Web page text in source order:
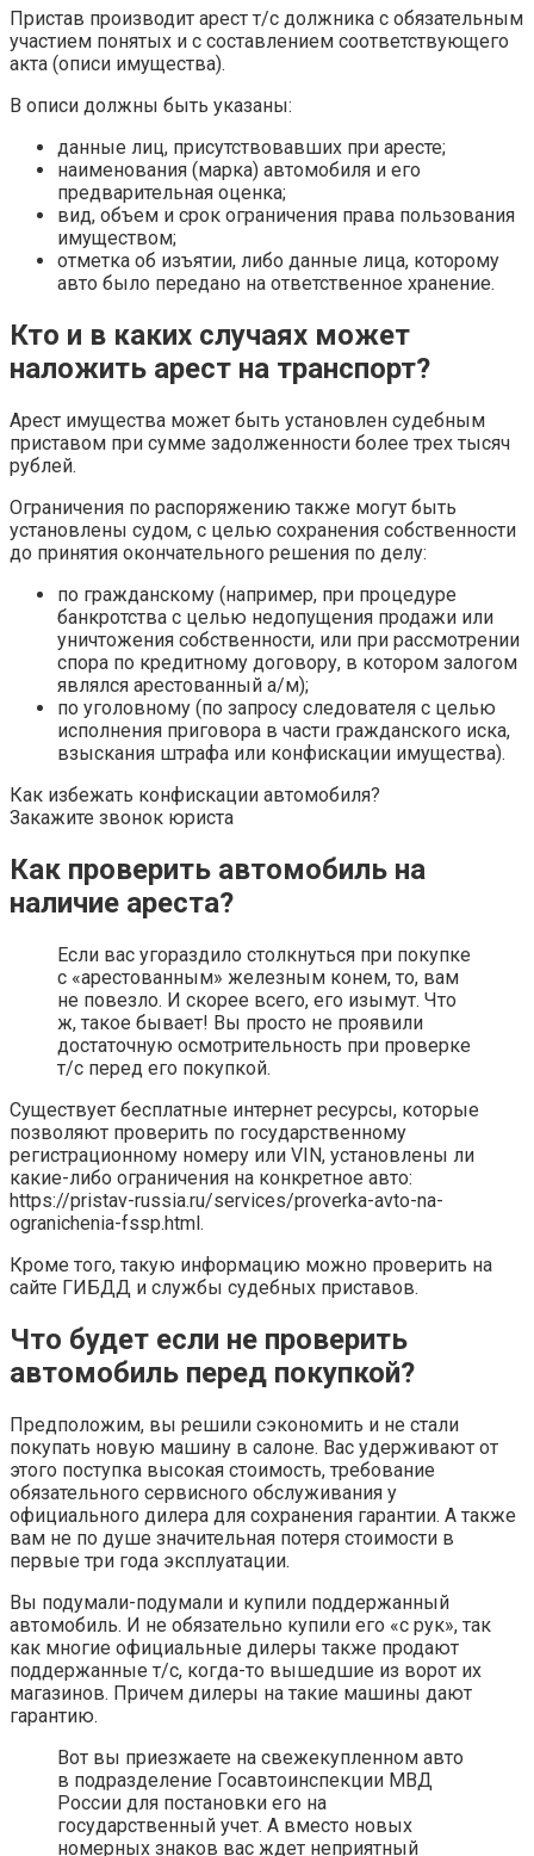
Пристав производит арест т/с должника с обязательным
участием понятых и с составлением соответствующего
акта (описи имущества).
В описи должны быть указаны:
данные лиц, присутствовавших при аресте;
наименования (марка) автомобиля и его
предварительная оценка;
вид, объем и срок ограничения права пользования
имуществом;
отметка об изъятии, либо данные лица, которому
авто было передано на ответственное хранение.
Кто и в каких случаях может
наложить арест на транспорт?
Арест имущества может быть установлен судебным
приставом при сумме задолженности более трех тысяч
рублей.
Ограничения по распоряжению также могут быть
установлены судом, с целью сохранения собственности
до принятия окончательного решения по делу:
по гражданскому (например, при процедуре
банкротства с целью недопущения продажи или
уничтожения собственности, или при рассмотрении
спора по кредитному договору, в котором залогом
являлся арестованный а/м);
по уголовному (по запросу следователя с целью
исполнения приговора в части гражданского иска,
взыскания штрафа или конфискации имущества).
Как избежать конфискации автомобиля?
Закажите звонок юриста
Как проверить автомобиль на
наличие ареста?
Если вас угораздило столкнуться при покупке
с «арестованным» железным конем, то, вам
не повезло. И скорее всего, его изымут. Что
ж, такое бывает! Вы просто не проявили
достаточную осмотрительность при проверке
т/с перед его покупкой.
Существует бесплатные интернет ресурсы, которые
позволяют проверить по государственному
регистрационному номеру или VIN, установлены ли
какие-либо ограничения на конкретное авто:
https://pristav-russia.ru/services/proverka-avto-na-
ogranichenia-fssp.html.
Кроме того, такую информацию можно проверить на
сайте ГИБДД и службы судебных приставов.
Что будет если не проверить
автомобиль перед покупкой?
Предположим, вы решили сэкономить и не стали
покупать новую машину в салоне. Вас удерживают от
этого поступка высокая стоимость, требование
обязательного сервисного обслуживания у
официального дилера для сохранения гарантии. А также
вам не по душе значительная потеря стоимости в
первые три года эксплуатации.
Вы подумали-подумали и купили поддержанный
автомобиль. И не обязательно купили его «с рук», так
как многие официальные дилеры также продают
поддержанные т/с, когда-то вышедшие из ворот их
магазинов. Причем дилеры на такие машины дают
гарантию.
Вот вы приезжаете на свежекупленном авто
в подразделение Госавтоинспекции МВД
России для постановки его на
государственный учет. А вместо новых
номерных знаков вас ждет неприятный